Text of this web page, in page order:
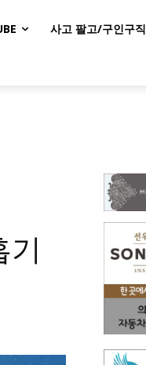
사고 팔고/구인구직
기